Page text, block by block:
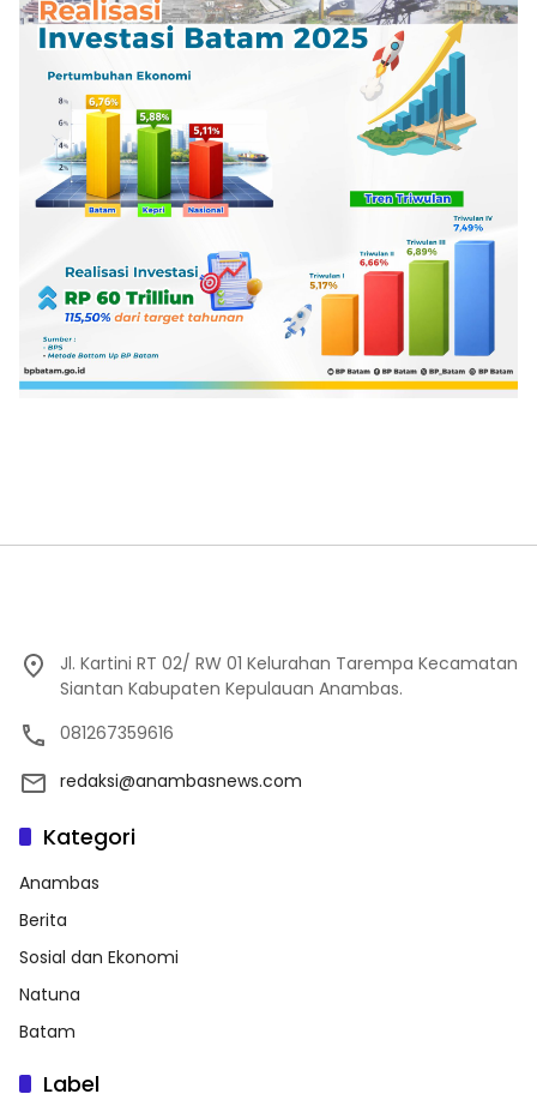
Jl. Kartini RT 02/ RW 01 Kelurahan Tarempa Kecamatan
Siantan Kabupaten Kepulauan Anambas.
081267359616
redaksi@anambasnews.com
Kategori
Anambas
Berita
Sosial dan Ekonomi
Natuna
Batam
Label